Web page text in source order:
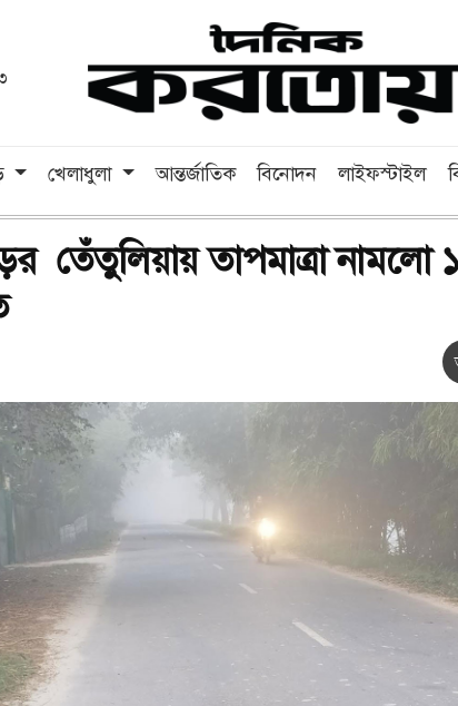
খেলাধুলা আন্তর্জাতিক বিনোদন লাইফস্টাইল
তেঁতুলিয়ায় তাপমাত্রা নামলো